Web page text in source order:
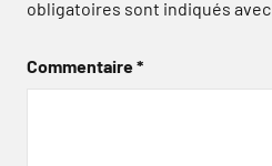
obligatoires sont indiqués avec
Commentaire*